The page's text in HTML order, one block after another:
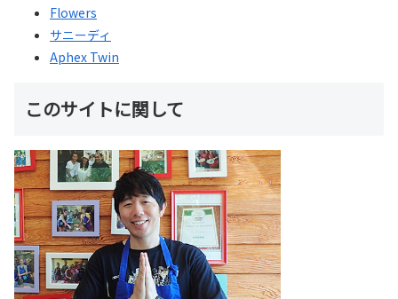
Flowers
サニーディ
Aphex Twin
このサイトに関して